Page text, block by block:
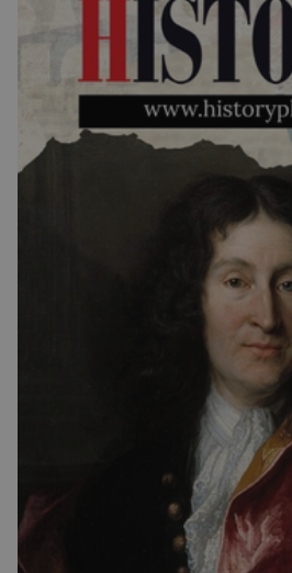
umělé inteligence a […]